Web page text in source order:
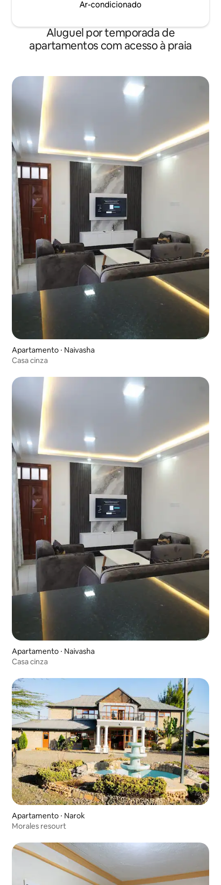
Ar-condicionado
Aluguel por temporada de
apartamentos com acesso à praia
Apartamento ⋅ Naivasha
Casa cinza
Apartamento ⋅ Naivasha
Casa cinza
Apartamento ⋅ Narok
Morales resourt